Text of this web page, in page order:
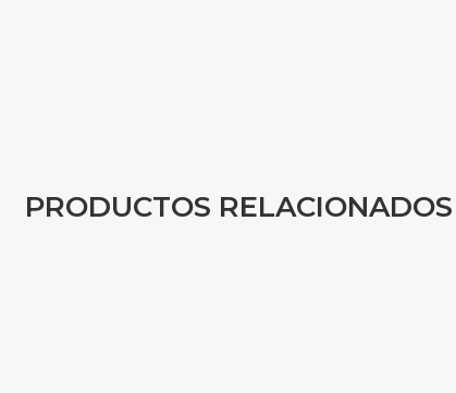
PRODUCTOS RELACIONADOS